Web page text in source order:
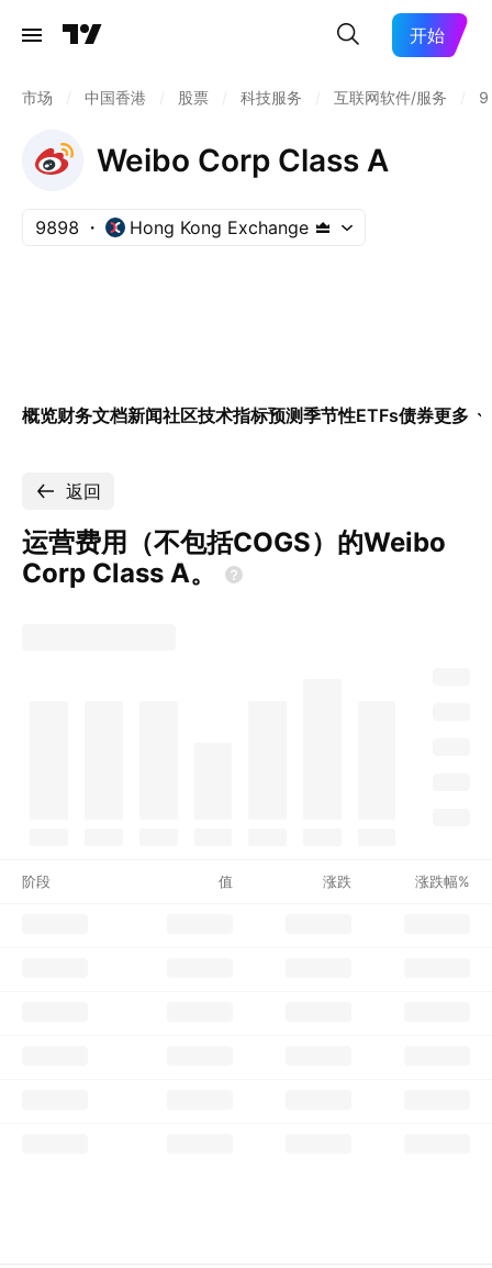
开始
市场 中国香港 股票 科技服务 互联网软件/服务
Weibo Corp Class A
9898 Hong Kong Exchange
概览财务文档新闻社区技术指标预测季节性ETFs债券更多
返回
运营费用（不包括COGS）的Weibo
Corp Class A。
阶段 值 涨跌 涨跌幅%